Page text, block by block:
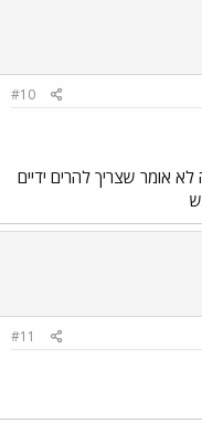
#10
אומר שצריך להרים ידיים
#11